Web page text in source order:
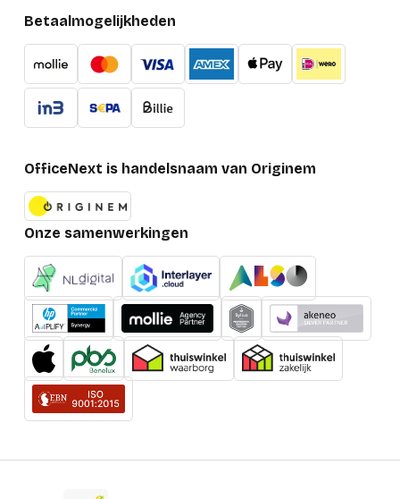
Betaalmogelijkheden
OfficeNext is handelsnaam van Originem
Onze samenwerkingen